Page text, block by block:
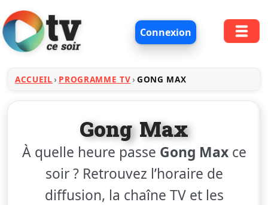
Connexion
ACCUEIL PROGRAMME TV GONG MAX
Gong Max
À quelle heure passe Gong Maxce
soir ? Retrouvez l’horaire de
diffusion, la chaîne TV et les